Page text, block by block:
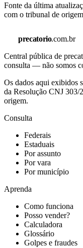
Fonte da última
com o tribunal de
precatorio.com.br
Central pública de
consulta — não somos
Os dados aqui exibidos
da Resolução CNJ 303/
origem.
Consulta
Federais
Estaduais
Por assunto
Por vara
Por município
Aprenda
Como funciona
Posso vender?
Calculadora
Glossário
Golpes e fraudes